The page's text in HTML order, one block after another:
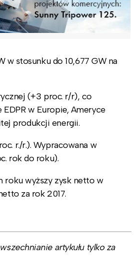
w stosunku do 10,677 GW na
(+3 proc. r/r), co
w Europie, Ameryce
produkcji energii.
r./r.). Wypracowana w
rok do roku).
roku wyższy zysk netto w
za rok 2017.
artykułu tylko za